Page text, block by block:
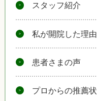
スタッフ紹介
私が開院した理由
患者さまの声
プロからの推薦状